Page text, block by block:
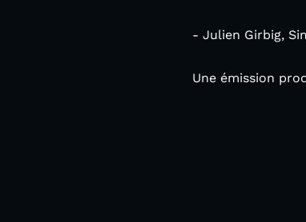
- Julien Girbig,
Une émission